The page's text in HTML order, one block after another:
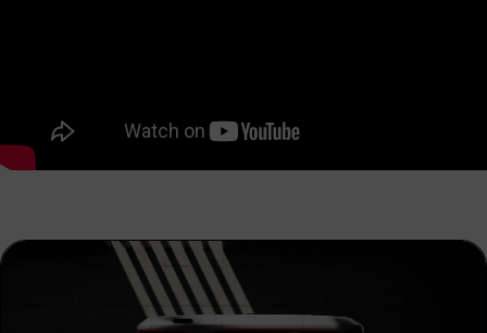
sammeln. Bitte lesen Sie die Details durch und
stimmen Sie der Nutzung des Service zu, um
dieses Video anzusehen.
Akzeptieren
powered byUsercentrics Consent Management